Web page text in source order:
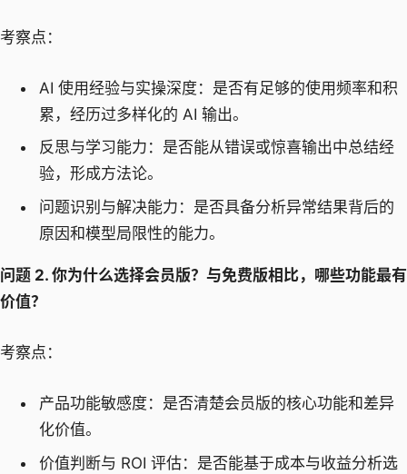
考察点：
AI 使用经验与实操深度：是否有足够的使用频率和积
累，经历过多样化的 AI 输出。
反思与学习能力：是否能从错误或惊喜输出中总结经
验，形成方法论。
问题识别与解决能力：是否具备分析异常结果背后的
原因和模型局限性的能力。
问题 2. 你为什么选择会员版？与免费版相比，哪些功能最有
价值？
考察点：
产品功能敏感度：是否清楚会员版的核心功能和差异
化价值。
价值判断与 ROI 评估：是否能基于成本与收益分析选